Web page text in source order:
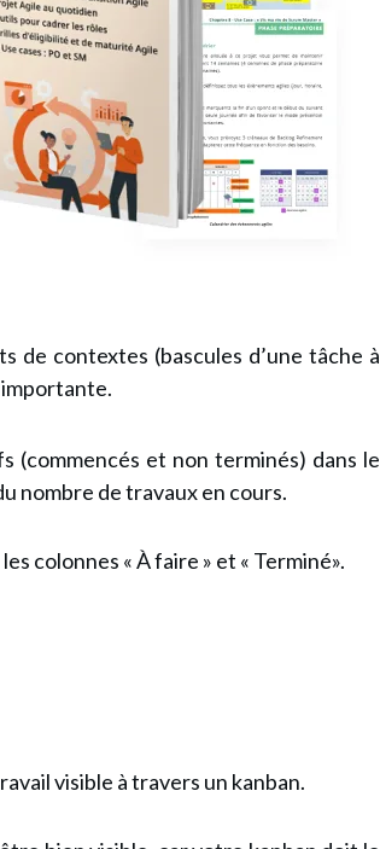
de contextes (bascules d’une tâche à
(commencés et non terminés) dans le
nombre de travaux en cours.
colonnes « À faire » et « Terminé».
visible à travers un kanban.